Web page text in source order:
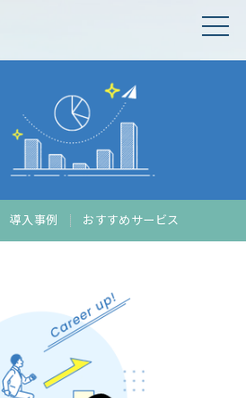
導入事例 おすすめサービス